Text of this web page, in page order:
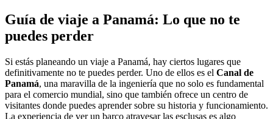
Guía de viaje a Panamá: Lo que no te
puedes perder
Si estás planeando un viaje a Panamá, hay ciertos lugares que
definitivamente no te puedes perder. Uno de ellos es el Canal de
Panamá, una maravilla de la ingeniería que no solo es fundamental
para el comercio mundial, sino que también ofrece un centro de
visitantes donde puedes aprender sobre su historia y funcionamiento.
La experiencia de ver un barco atravesar las esclusas es algo